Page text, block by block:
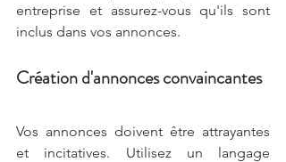
entreprise et assurez-vous qu'ils sont
inclus dans vos annonces.
Création d'annonces convaincantes
Vos annonces doivent être attrayantes
et incitatives. Utilisez un langage